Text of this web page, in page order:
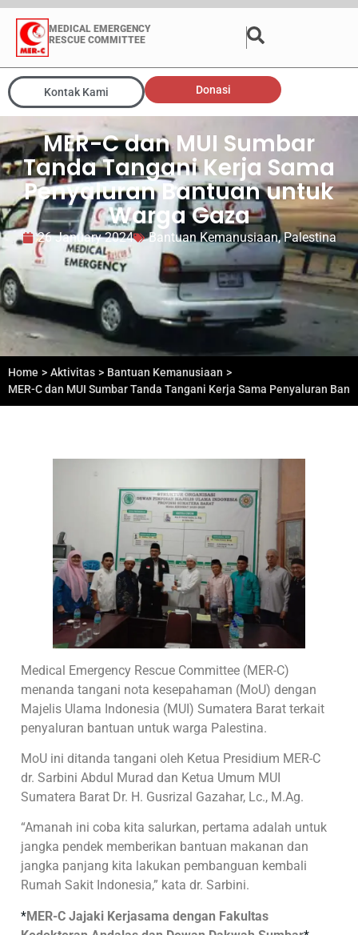
MEDICAL EMERGENCY
RESCUE COMMITTEE
Kontak Kami Donasi
MER-C dan MUI Sumbar
Tanda Tangani Kerja Sama
Penyaluran Bantuan untuk
Warga Gaza
26 January 2024 Bantuan Kemanusiaan,Palestina
Home > Aktivitas > Bantuan Kemanusiaan >
MER-C dan MUI Sumbar Tanda Tangani Kerja Sama Penyaluran
Medical Emergency Rescue Committee (MER-C)
menanda tangani nota kesepahaman (MoU) dengan
Majelis Ulama Indonesia (MUI) Sumatera Barat terkait
penyaluran bantuan untuk warga Palestina.
MoU ini ditanda tangani oleh Ketua Presidium MER-C
dr. Sarbini Abdul Murad dan Ketua Umum MUI
Sumatera Barat Dr. H. Gusrizal Gazahar, Lc., M.Ag.
“Amanah ini coba kita salurkan, pertama adalah untuk
jangka pendek memberikan bantuan makanan dan
jangka panjang kita lakukan pembanguan kembali
Rumah Sakit Indonesia,” kata dr. Sarbini.
*MER-C Jajaki Kerjasama dengan Fakultas